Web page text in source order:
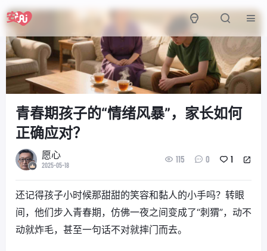
青春期孩子的“情绪风暴”，家长如何
正确应对？
愿心
2025-05-18
115 0 1
还记得孩子小时候那甜甜的笑容和黏人的小手吗？转眼
间，他们步入青春期，仿佛一夜之间变成了“刺猬”，动不
动就炸毛，甚至一句话不对就摔门而去。